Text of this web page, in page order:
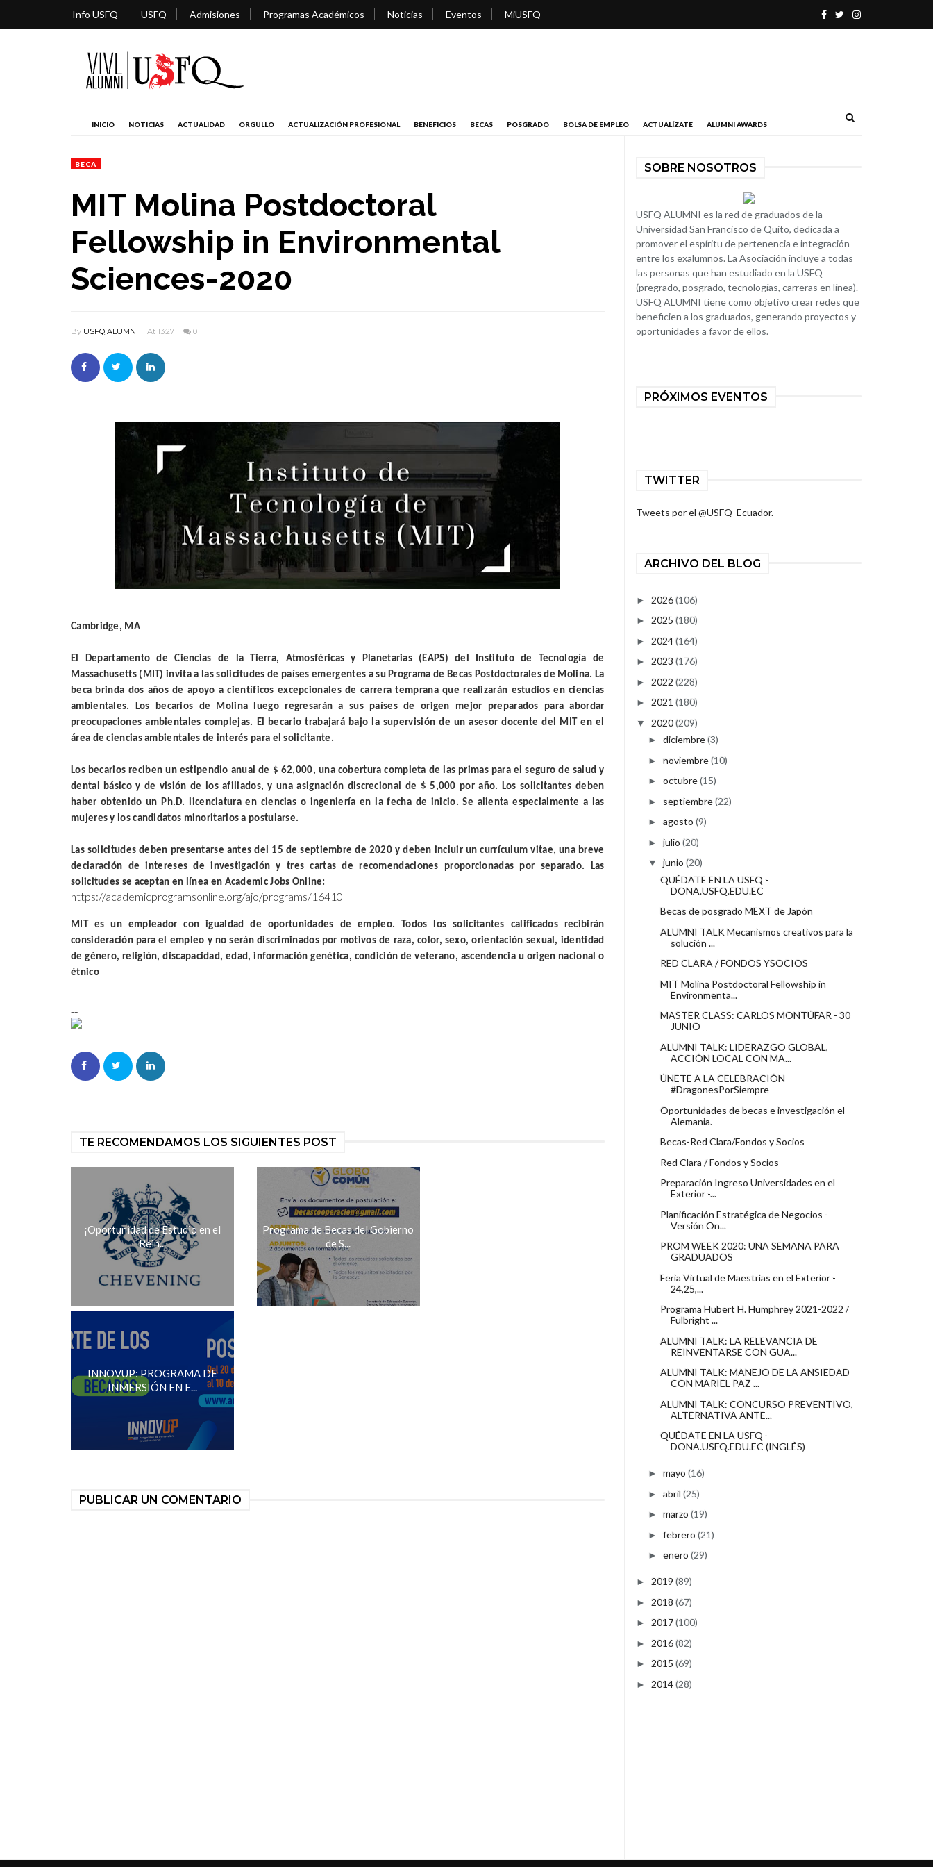
Info USFQ USFQ Admisiones Programas Académicos Noticias Eventos MiUSFQ
INICIO NOTICIAS ACTUALIDAD ORGULLO ACTUALIZACIÓN PROFESIONAL BENEFICIOS BECAS POSGRADO BOLSA DE EMPLEO ACTUALÍZATE ALUMNI AWARDS
BECA
MIT Molina Postdoctoral
Fellowship in Environmental
Sciences-2020
By USFQ ALUMNI At 13:27 0
Cambridge, MA
El Departamento de Ciencias de la Tierra, Atmosféricas y Planetarias (EAPS) del Instituto de Tecnología de
Massachusetts (MIT) invita a las solicitudes de países emergentes a su Programa de Becas Postdoctorales de Molina. La
beca brinda dos años de apoyo a científicos excepcionales de carrera temprana que realizarán estudios en ciencias
ambientales. Los becarios de Molina luego regresarán a sus países de origen mejor preparados para abordar
preocupaciones ambientales complejas. El becario trabajará bajo la supervisión de un asesor docente del MIT en el
área de ciencias ambientales de interés para el solicitante.
Los becarios reciben un estipendio anual de $ 62,000, una cobertura completa de las primas para el seguro de salud y
dental básico y de visión de los afiliados, y una asignación discrecional de $ 5,000 por año. Los solicitantes deben
haber obtenido un Ph.D. licenciatura en ciencias o ingeniería en la fecha de inicio. Se alienta especialmente a las
mujeres y los candidatos minoritarios a postularse.
Las solicitudes deben presentarse antes del 15 de septiembre de 2020 y deben incluir un currículum vitae, una breve
declaración de intereses de investigación y tres cartas de recomendaciones proporcionadas por separado. Las
solicitudes se aceptan en línea en Academic Jobs Online:
https://academicprogramsonline.org/ajo/programs/16410
MIT es un empleador con igualdad de oportunidades de empleo. Todos los solicitantes calificados recibirán
consideración para el empleo y no serán discriminados por motivos de raza, color, sexo, orientación sexual, identidad
de género, religión, discapacidad, edad, información genética, condición de veterano, ascendencia u origen nacional o
étnico
--
TE RECOMENDAMOS LOS SIGUIENTES POST
¡Oportunidad de Estudio en el
Rein...
Programa de Becas del Gobierno
de S...
INNOVUP: PROGRAMA DE
INMERSIÓN EN E...
PUBLICAR UN COMENTARIO
SOBRE NOSOTROS
USFQ ALUMNI es la red de graduados de la
Universidad San Francisco de Quito, dedicada a
promover el espíritu de pertenencia e integración
entre los exalumnos. La Asociación incluye a todas
las personas que han estudiado en la USFQ
(pregrado, posgrado, tecnologías, carreras en línea).
USFQ ALUMNI tiene como objetivo crear redes que
beneficien a los graduados, generando proyectos y
oportunidades a favor de ellos.
PRÓXIMOS EVENTOS
TWITTER
Tweets por el @USFQ_Ecuador.
ARCHIVO DEL BLOG
► 2026(106)
► 2025 (180)
► 2024(164)
► 2023 (176)
► 2022 (228)
► 2021 (180)
▼ 2020(209)
► diciembre(3)
► noviembre(10)
► octubre(15)
► septiembre(22)
► agosto (9)
► julio (20)
▼ junio (20)
QUÉDATE EN LA USFQ -
DONA.USFQ.EDU.EC
Becas de posgrado MEXT de Japón
ALUMNI TALK Mecanismos creativos para la
solución ...
RED CLARA / FONDOS YSOCIOS
MIT Molina Postdoctoral Fellowship in
Environmenta...
MASTER CLASS: CARLOS MONTÚFAR - 30
JUNIO
ALUMNI TALK: LIDERAZGO GLOBAL,
ACCIÓN LOCAL CON MA...
ÚNETE A LA CELEBRACIÓN
#DragonesPorSiempre
Oportunidades de becas e investigación el
Alemania.
Becas-Red Clara/Fondos y Socios
Red Clara / Fondos y Socios
Preparación Ingreso Universidades en el
Exterior -...
Planificación Estratégica de Negocios -
Versión On...
PROM WEEK 2020: UNA SEMANA PARA
GRADUADOS
Feria Virtual de Maestrías en el Exterior -
24,25,...
Programa Hubert H. Humphrey 2021-2022 /
Fulbright ...
ALUMNI TALK: LA RELEVANCIA DE
REINVENTARSE CON GUA...
ALUMNI TALK: MANEJO DE LA ANSIEDAD
CON MARIEL PAZ ...
ALUMNI TALK: CONCURSO PREVENTIVO,
ALTERNATIVA ANTE...
QUÉDATE EN LA USFQ -
DONA.USFQ.EDU.EC (INGLÉS)
► mayo (16)
► abril (25)
► marzo (19)
► febrero (21)
► enero (29)
► 2019 (89)
► 2018 (67)
► 2017(100)
► 2016(82)
► 2015 (69)
► 2014(28)